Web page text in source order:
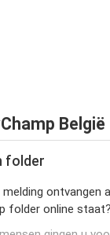
België
folder
melding ontvangen
folder online staat?